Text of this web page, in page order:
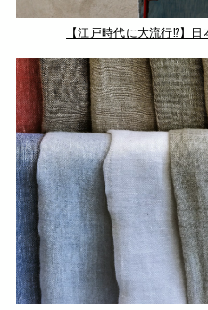
【江戸時代に大流行⁉︎】